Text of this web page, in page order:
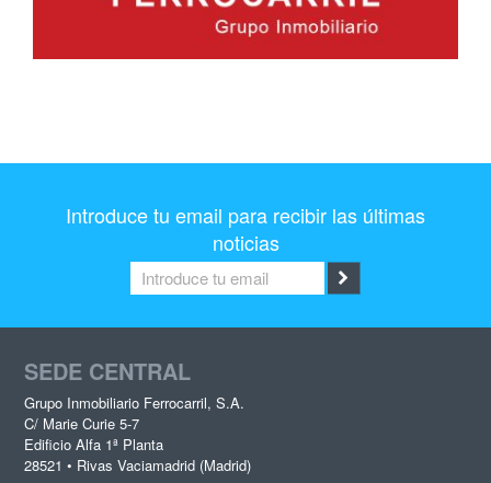
Introduce tu email para recibir las últimas
noticias
SEDE CENTRAL
Grupo Inmobiliario Ferrocarril, S.A.
C/ Marie Curie 5-7
Edificio Alfa 1ª Planta
28521 • Rivas Vaciamadrid (Madrid)